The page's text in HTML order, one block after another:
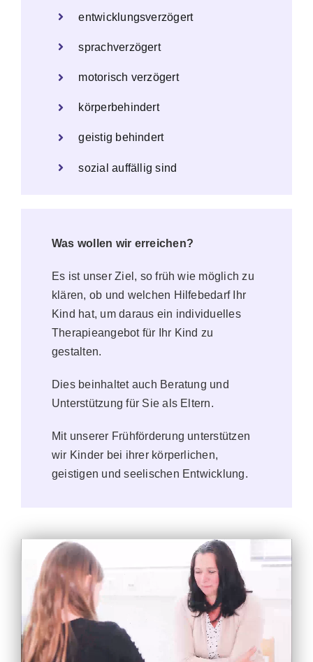
entwicklungsverzögert
sprachverzögert
motorisch verzögert
körperbehindert
geistig behindert
sozial auffällig sind
Was wollen wir erreichen?
Es ist unser Ziel, so früh wie möglich zu
klären, ob und welchen Hilfebedarf Ihr
Kind hat, um daraus ein individuelles
Therapieangebot für Ihr Kind zu
gestalten.
Dies beinhaltet auch Beratung und
Unterstützung für Sie als Eltern.
Mit unserer Frühförderung unterstützen
wir Kinder bei ihrer körperlichen,
geistigen und seelischen Entwicklung.